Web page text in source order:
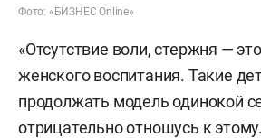
Фото: «БИЗНЕС Online»
«Отсутствие воли, стержня —
женского воспитания. Такие
продолжать модель одинокой
отрицательно отношусь к